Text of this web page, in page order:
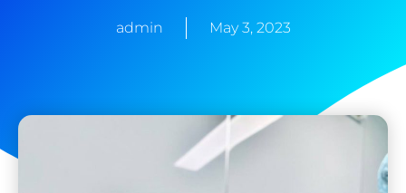
admin May 3, 2023